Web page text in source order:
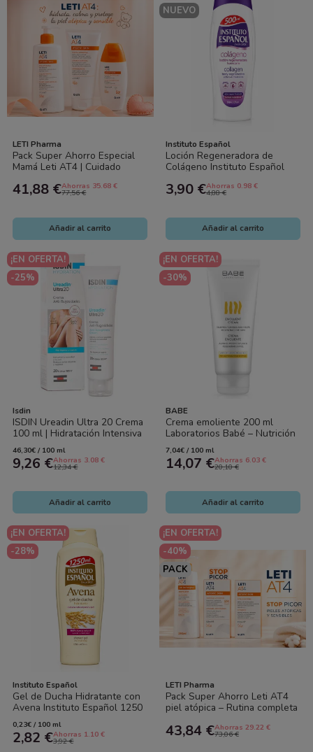
LETI Pharma
Pack Super Ahorro Especial
Mamá Leti AT4 | Cuidado
Hidratación y...
41,88 €Ahorras 35.68 €
77,56 €
Añadir al carrito
NUEVO
Instituto Español
Loción Regeneradora de
Colágeno Instituto Español
y...
3,90 €Ahorras 0.98 €
4,88 €
Añadir al carrito
¡EN OFERTA!
-25%
Isdin
ISDIN Ureadin Ultra 20 Crema
100 ml | Hidratación Intensiva
y Reparación Piel Muy Seca
46,30€ / 100 ml
9,26 €Ahorras 3.08 €
12,34 €
Añadir al carrito
¡EN OFERTA!
-30%
BABE
Crema emoliente 200 ml
Laboratorios Babé – Nutrición
intensiva piel seca y atópica
7,04€ / 100 ml
14,07 €Ahorras 6.03 €
20,10 €
Añadir al carrito
¡EN OFERTA!
-28%
Instituto Español
Gel de Ducha Hidratante con
Avena Instituto Español 1250
ml | Suavidad y Cuidado para...
0,23€ / 100 ml
2,82 €Ahorras 1.10 €
3,92 €
¡EN OFERTA!
-40%
PACK
LETI Pharma
Pack Super Ahorro Leti AT4
piel atópica – Rutina completa
43,84 €Ahorras 29.22 €
73,06 €